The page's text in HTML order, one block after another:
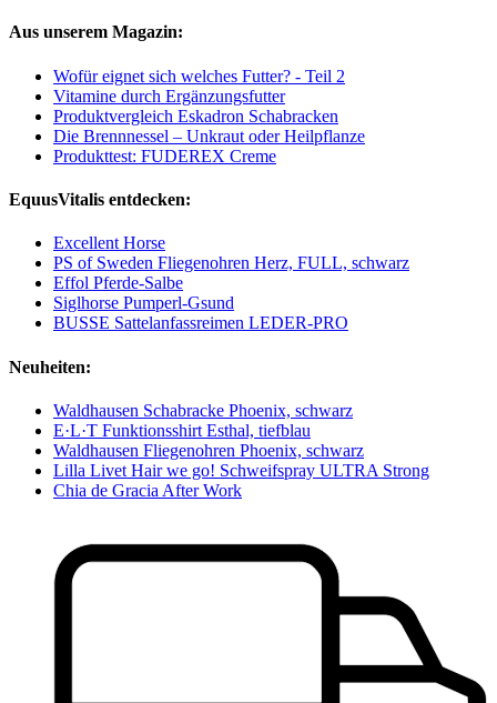
Aus unserem Magazin:
Wofür eignet sich welches Futter? - Teil 2
Vitamine durch Ergänzungsfutter
Produktvergleich Eskadron Schabracken
Die Brennnessel – Unkraut oder Heilpflanze
Produkttest: FUDEREX Creme
EquusVitalis entdecken:
Excellent Horse
PS of Sweden Fliegenohren Herz, FULL, schwarz
Effol Pferde-Salbe
Siglhorse Pumperl-Gsund
BUSSE Sattelanfassreimen LEDER-PRO
Neuheiten:
Waldhausen Schabracke Phoenix, schwarz
E·L·T Funktionsshirt Esthal, tiefblau
Waldhausen Fliegenohren Phoenix, schwarz
Lilla Livet Hair we go! Schweifspray ULTRA Strong
Chia de Gracia After Work